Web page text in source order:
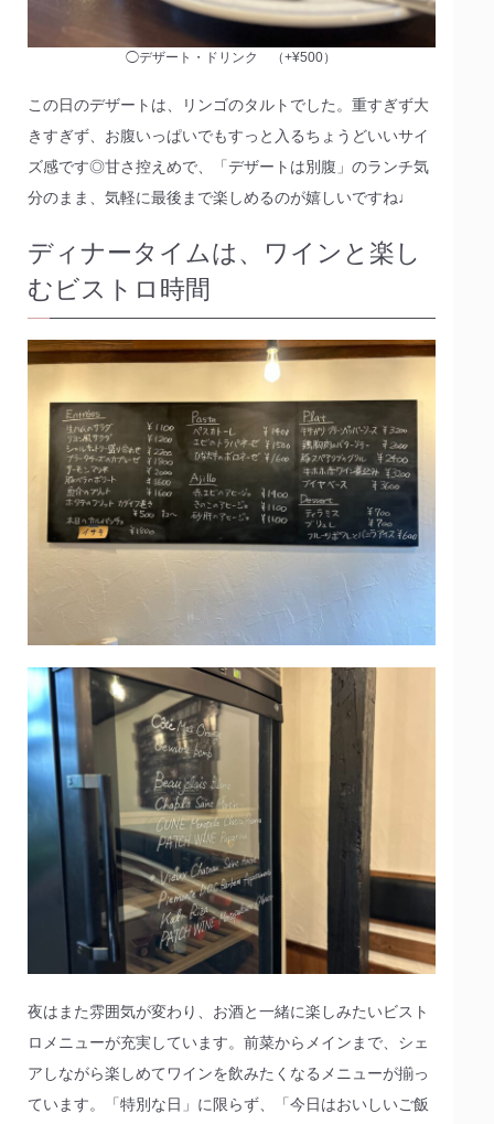
◯デザート・ドリンク （+¥500）
この日のデザートは、リンゴのタルトでした。重すぎず大
きすぎず、お腹いっぱいでもすっと入るちょうどいいサイ
ズ感です◎甘さ控えめで、「デザートは別腹」のランチ気
分のまま、気軽に最後まで楽しめるのが嬉しいですね♩
ディナータイムは、ワインと楽し
むビストロ時間
夜はまた雰囲気が変わり、お酒と一緒に楽しみたいビスト
ロメニューが充実しています。前菜からメインまで、シェ
アしながら楽しめてワインを飲みたくなるメニューが揃っ
ています。「特別な日」に限らず、「今日はおいしいご飯